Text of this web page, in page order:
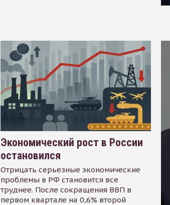
Экономический рост в России
остановился
Отрицать серьезные экономические
проблемы в РФ становится все
труднее. После сокращения ВВП в
первом квартале на 0,6% второй